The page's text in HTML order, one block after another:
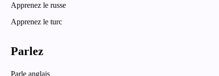
Apprenez le russe
Apprenez le turc
Parlez
Parle anglais